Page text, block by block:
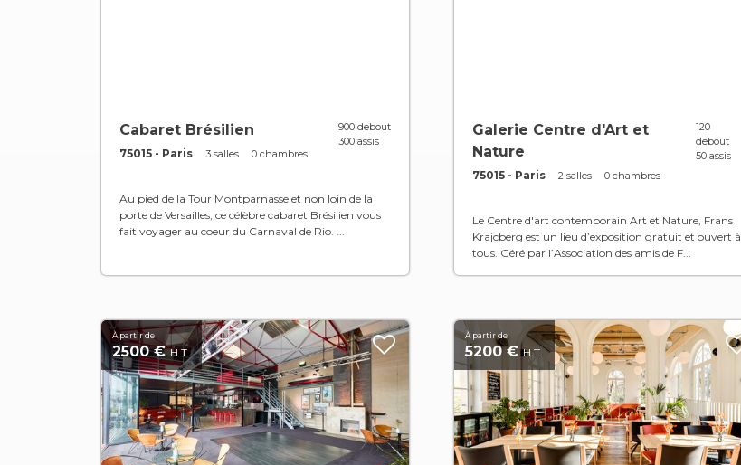
Cabaret Brésilien
75015 - Paris 3 salles 0 chambres
900 debout
300 assis
Au pied de la Tour Montparnasse et non loin de la
porte de Versailles, ce célèbre cabaret Brésilien vous
fait voyager au coeur du Carnaval de Rio. ...
Galerie Centre d'Art et
Nature
75015 - Paris 2 salles 0 chambres
120
debout
50 assis
Le Centre d'art contemporain Art et Nature, Frans
Krajcberg est un lieu d’exposition gratuit et ouvert à
tous. Géré par l’Association des amis de F...
À partir de
2500 €H.T
À partir de
5200 €H.T